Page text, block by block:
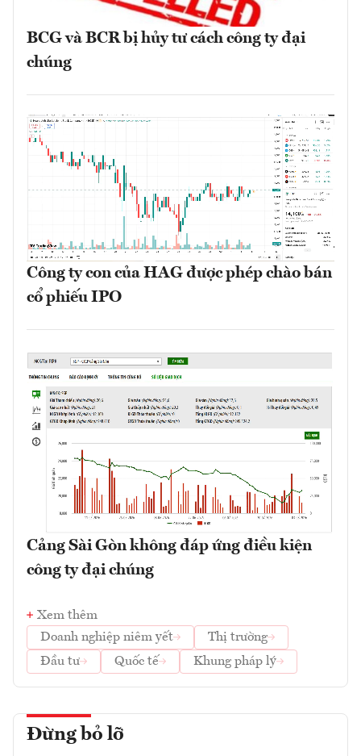
BCG và BCR bị hủy tư cách công ty đại
chúng
Công ty con của HAG được phép chào bán
cổ phiếu IPO
Cảng Sài Gòn không đáp ứng điều kiện
công ty đại chúng
Xem thêm
Doanh nghiệp niêm yết
Thị trường
Đầu tư
Quốc tế Khung pháp lý
Đừng bỏ lỡ